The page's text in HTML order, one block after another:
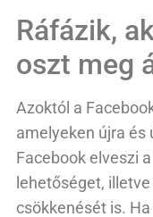
Ráfázik,
oszt meg
Azoktól a
amelyeken újra és
Facebook elveszi
lehetőséget,
csökkenését is.